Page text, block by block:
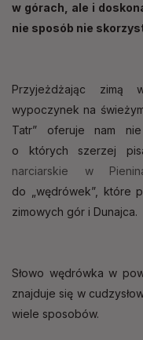
w górach, ale i
nie sposób nie
Przyjeżdżając zimą
wypoczynek na
Tatr” oferuje nam
o których szerzej
narciarskie w
do „wędrówek”, które
zimowych gór i Dunajca.
Słowo wędrówka w
znajduje się w
wiele sposobów.